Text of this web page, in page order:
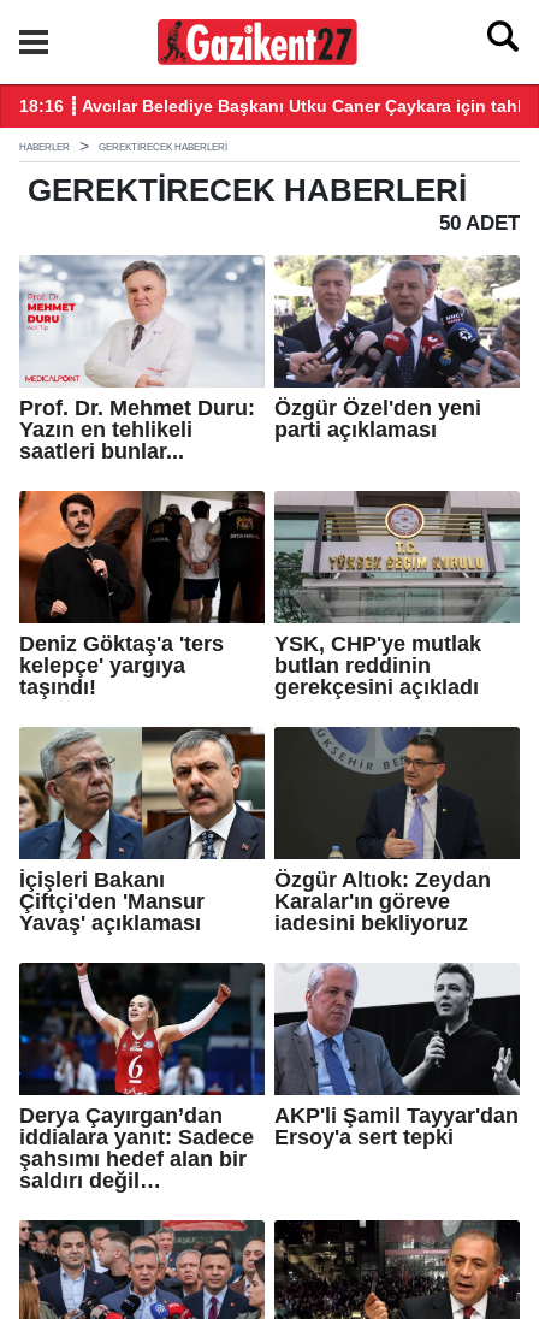
18:16 ┋ Avcılar Belediye Başkanı Utku Caner Çaykara için
HABERLER GEREKTIRECEK HABERLERI
GEREKTIRECEK HABERLERI
50 ADET
Prof. Dr. Mehmet Duru:
Yazın en tehlikeli
saatleri bunlar...
Özgür Özel'den yeni
parti açıklaması
Deniz Göktaş'a 'ters
kelepçe' yargıya
taşındı!
YSK, CHP'ye mutlak
butlan reddinin
gerekçesini açıkladı
İçişleri Bakanı
Çiftçi'den 'Mansur
Yavaş' açıklaması
Özgür Altıok: Zeydan
Karalar'ın göreve
iadesini bekliyoruz
Derya Çayırgan’dan
iddialara yanıt: Sadece
şahsımı hedef alan bir
saldırı değil…
AKP'li Şamil Tayyar'dan
Ersoy'a sert tepki